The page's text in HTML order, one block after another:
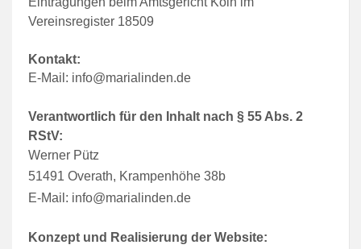
Vereinsregister 18509
Kontakt:
E-Mail: info@marialinden.de
Verantwortlich für den Inhalt nach § 55 Abs. 2
RStV:
Werner Pütz
51491 Overath, Krampenhöhe 38b
E-Mail: info@marialinden.de
Konzept und Realisierung der Website: